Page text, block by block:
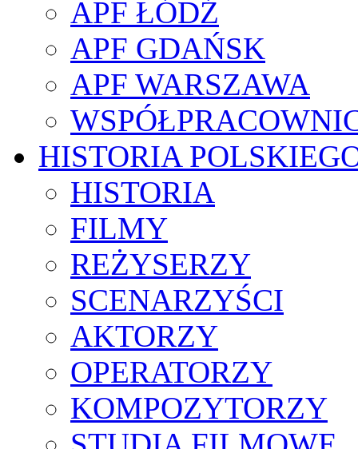
APF ŁÓDŹ
APF GDAŃSK
APF WARSZAWA
HISTORIA
HISTORIA
FILMY
REŻYSERZY
SCENARZYŚCI
AKTORZY
OPERATORZY
KOMPOZYTORZY